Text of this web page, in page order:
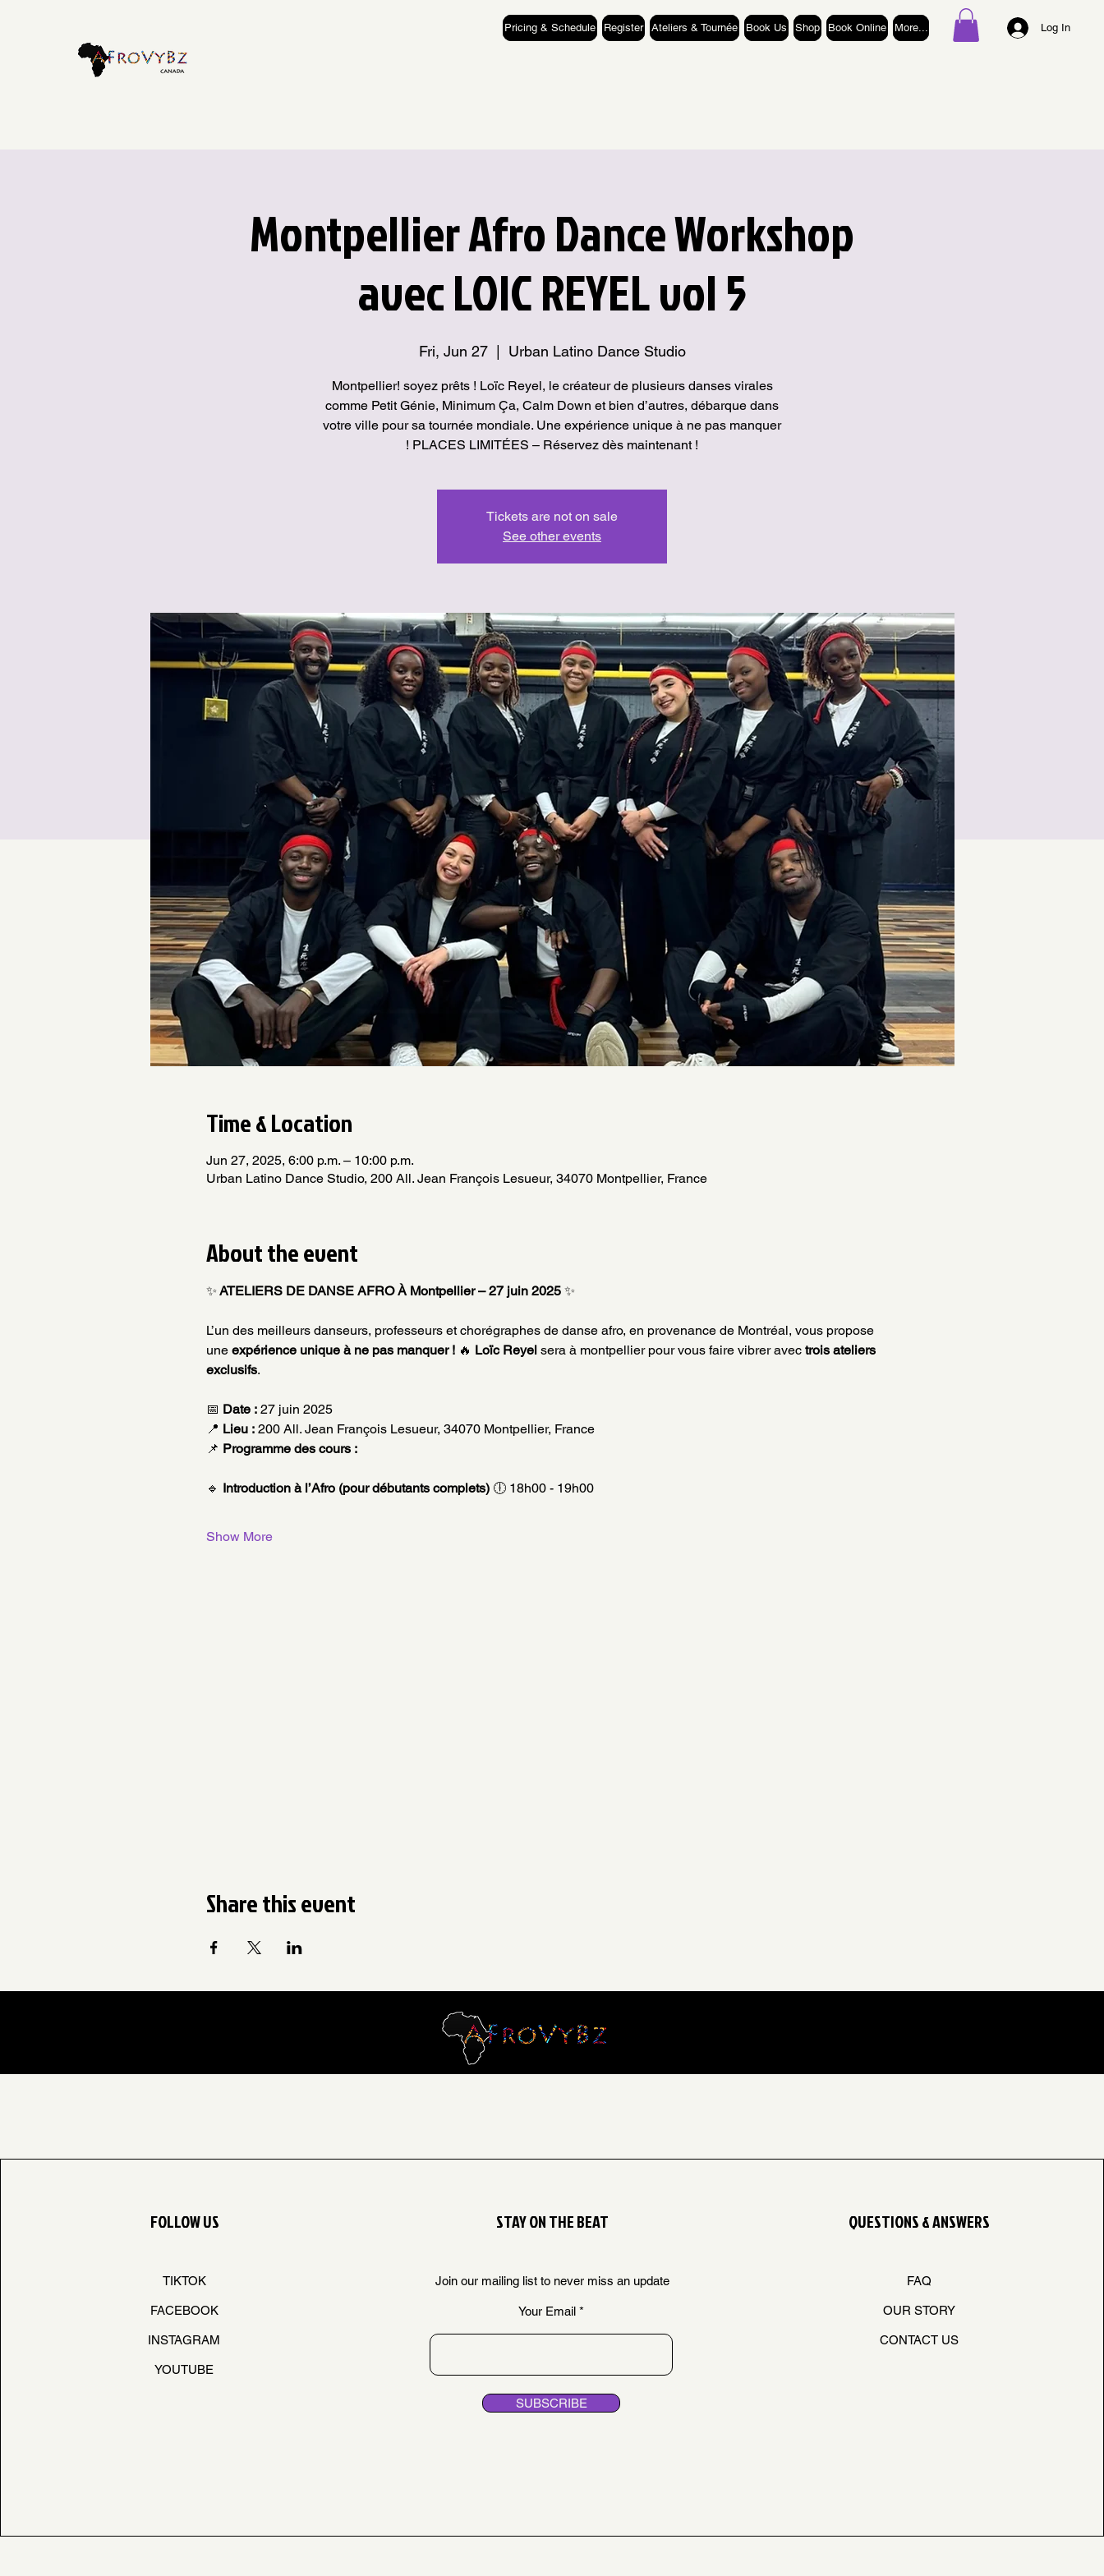
Pricing & Schedule Register Ateliers & Tournée Book Us Shop Book Online More... Log In
Montpellier Afro Dance Workshop
avec LOIC REYEL vol 5
Fri, Jun 27
  |
Urban Latino Dance Studio
Montpellier! soyez prêts ! Loïc Reyel, le créateur de plusieurs danses virales
comme Petit Génie, Minimum Ça, Calm Down et bien d’autres, débarque dans
votre ville pour sa tournée mondiale. Une expérience unique à ne pas manquer
! PLACES LIMITÉES – Réservez dès maintenant !
Tickets are not on sale
See other events
Time & Location
Jun 27, 2025, 6:00 p.m. – 10:00 p.m.
Urban Latino Dance Studio, 200 All. Jean François Lesueur, 34070 Montpellier, France
About the event
✨ ATELIERS DE DANSE AFRO À Montpellier – 27 juin 2025 ✨
L’un des meilleurs danseurs, professeurs et chorégraphes de danse afro, en provenance de Montréal, vous propose
une expérience unique à ne pas manquer ! 🔥 Loïc Reyel sera à montpellier pour vous faire vibrer avec trois ateliers
exclusifs.
📅 Date : 27 juin 2025
📍 Lieu : 200 All. Jean François Lesueur, 34070 Montpellier, France
📌 Programme des cours :
🔹 Introduction à l’Afro (pour débutants complets) 🕕 18h00 - 19h00
Show More
Share this event
FOLLOW US
TIKTOK
FACEBOOK
INSTAGRAM
YOUTUBE
STAY ON THE BEAT
Join our mailing list to never miss an update
Your Email
SUBSCRIBE
QUESTIONS & ANSWERS
FAQ
OUR STORY
CONTACT US